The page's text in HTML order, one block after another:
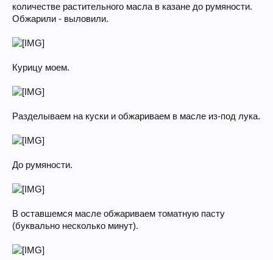
количестве растительного масла в казане до румяности.
Обжарили - выловили.
Курицу моем.
Разделываем на куски и обжариваем в масле из-под лука.
До румяности.
В оставшемся масле обжариваем томатную пасту
(буквально несколько минут).